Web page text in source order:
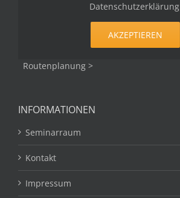
Datenschutzerklärung.
AKZEPTIEREN
Routenplanung >
INFORMATIONEN
Seminarraum
Kontakt
Impressum